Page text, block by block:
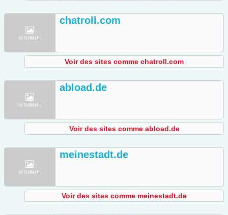
chatroll.com
Voir des sites comme chatroll.com
abload.de
Voir des sites comme abload.de
meinestadt.de
Voir des sites comme meinestadt.de